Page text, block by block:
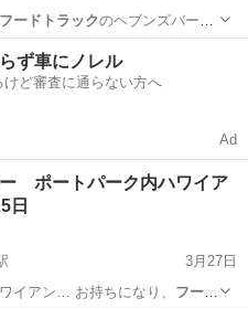
フードトラックのヘブンズバーガ
リーマーケット
ず車にノレル
ど審査に通らない方へ
Ad
ポートパーク内ハワイア
日
3月27日
イアン… お持ちになり、 フード